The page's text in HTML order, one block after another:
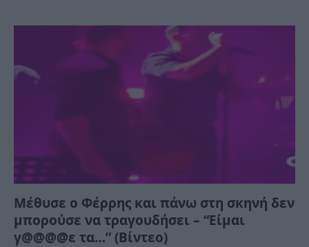
Μέθυσε ο Φέρρης και πάνω στη σκηνή δεν
μπορούσε να τραγουδήσει – “Είμαι
γ@@@@ε τα…” (Βίντεο)